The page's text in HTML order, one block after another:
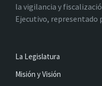
la vigilancia y
Ejecutivo, representado
La Legislatura
Misión y Visión